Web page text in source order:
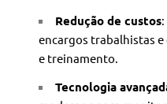
Redução de custos
encargos trabalhistas
e treinamento.
Tecnologia